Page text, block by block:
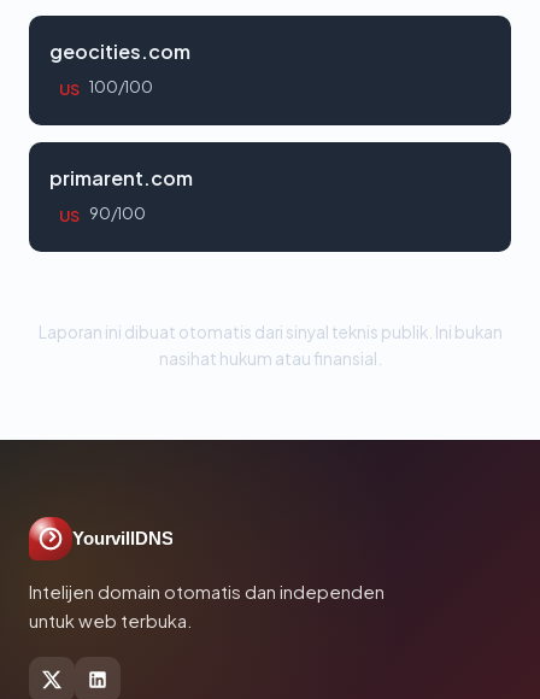
geocities.com
US 100/100
primarent.com
US 90/100
Laporan ini dibuat otomatis dari sinyal teknis publik. Ini bukan
nasihat hukum atau finansial.
YourvillDNS
Intelijen domain otomatis dan independen
untuk web terbuka.